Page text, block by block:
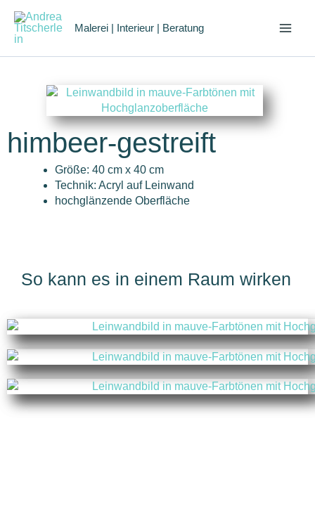
Inhalt
springen
Malerei | Interieur | Beratung
himbeer-gestreift
Größe: 40 cm x 40 cm
Technik: Acryl auf Leinwand
hochglänzende Oberfläche
So kann es in einem Raum wirken